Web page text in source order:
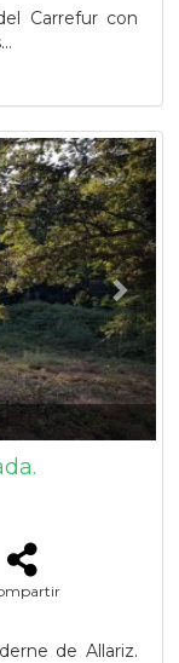
Carrefur con
Next
de Allariz.